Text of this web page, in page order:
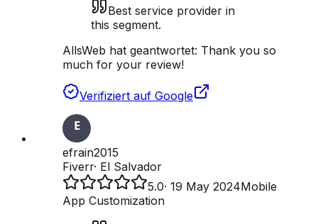
Best service provider in
this segment.
AllsWeb hat geantwortet: Thank you so
much for your review!
Verifiziert auf Google
efrain2015
Fiverr· El Salvador
5.0· 19 May 2024Mobile
App Customization